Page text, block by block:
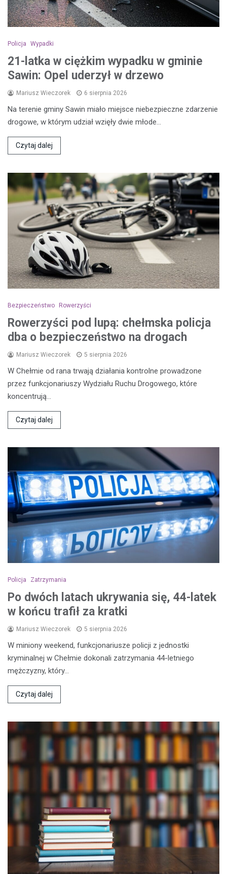
Policja Wypadki
21-latka w ciężkim wypadku w gminie
Sawin: Opel uderzył w drzewo
Mariusz Wieczorek 6 sierpnia 2026
Na terenie gminy Sawin miało miejsce niebezpieczne zdarzenie
drogowe, w którym udział wzięły dwie młode…
Czytaj dalej
Bezpieczeństwo Rowerzyści
Rowerzyści pod lupą: chełmska policja
dba o bezpieczeństwo na drogach
Mariusz Wieczorek 5 sierpnia 2026
W Chełmie od rana trwają działania kontrolne prowadzone
przez funkcjonariuszy Wydziału Ruchu Drogowego, które
koncentrują…
Czytaj dalej
Policja Zatrzymania
Po dwóch latach ukrywania się, 44-latek
w końcu trafił za kratki
Mariusz Wieczorek 5 sierpnia 2026
W miniony weekend, funkcjonariusze policji z jednostki
kryminalnej w Chełmie dokonali zatrzymania 44-letniego
mężczyzny, który…
Czytaj dalej